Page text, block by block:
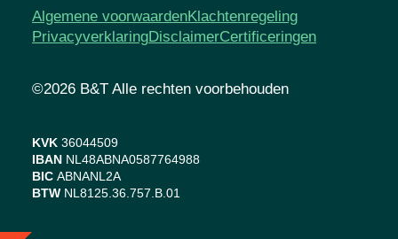
Algemene voorwaardenKlachtenregeling
PrivacyverklaringDisclaimerCertificeringen
©2026 B&T Alle rechten voorbehouden
KVK 36044509
IBAN NL48ABNA0587764988
BIC ABNANL2A
BTW NL8125.36.757.B.01